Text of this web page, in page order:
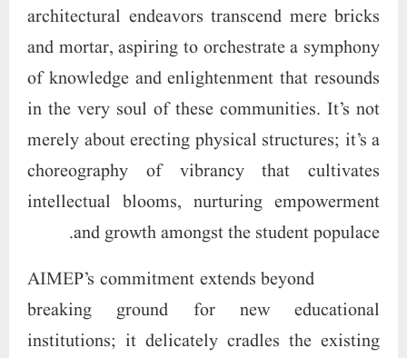
architectural endeavors transcend mere bricks
and mortar, aspiring to orchestrate a symphony
of knowledge and enlightenment that resounds
in the very soul of these communities. It’s not
merely about erecting physical structures; it’s a
choreography of vibrancy that cultivates
intellectual blooms, nurturing empowerment
and growth amongst the student populace.
AIMEP’s commitment extends beyond
breaking ground for new educational
institutions; it delicately cradles the existing